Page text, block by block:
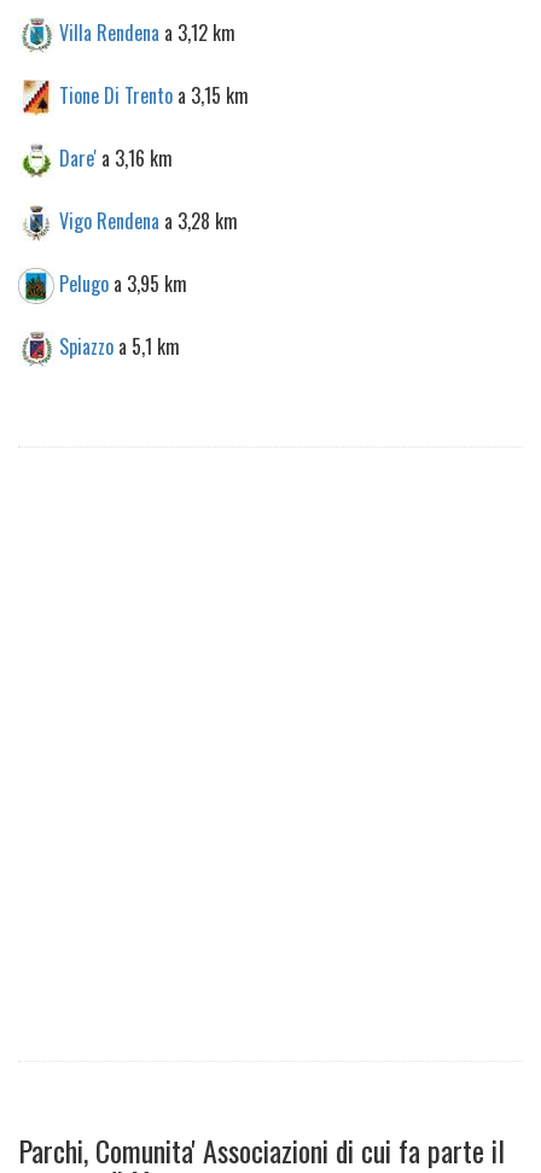
Villa Rendena a 3,12 km
Tione Di Trento a 3,15 km
Dare' a 3,16 km
Vigo Rendena a 3,28 km
Pelugo a 3,95 km
Spiazzo a 5,1 km
Parchi, Comunita' Associazioni di cui fa parte il